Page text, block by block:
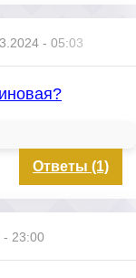
- 05:03
Ответы (1)
- 23:00